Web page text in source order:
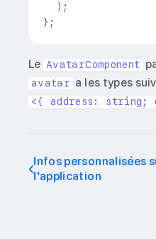
) ;
} ;
Le AvatarComponent
avatar a les types
<{ address: string;
Infos personnalisées
l'application